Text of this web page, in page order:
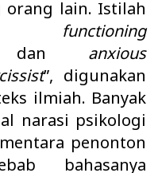
orang lain. Istilah
functioning
anxious
”, digunakan
ilmiah. Banyak
narasi psikologi
penonton
bahasanya